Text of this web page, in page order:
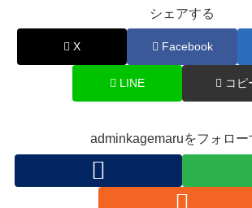
シェアする
X Facebook
LINE コピ
adminkagemaruをフォロー